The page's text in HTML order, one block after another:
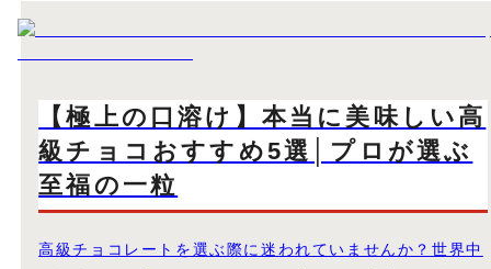
【極上の口溶け】本当に美味しい高
級チョコおすすめ5選│プロが選ぶ
至福の一粒
高級チョコレートを選ぶ際に迷われていませんか？世界中